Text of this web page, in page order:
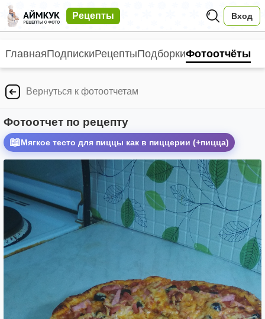
Рецепты Вход
ГлавнаяПодпискиРецептыПодборкиФотоотчёты
Вернуться к фотоотчетам
Фотоотчет по рецепту
📖Мягкое тесто для пиццы как в пиццерии (+пицца)